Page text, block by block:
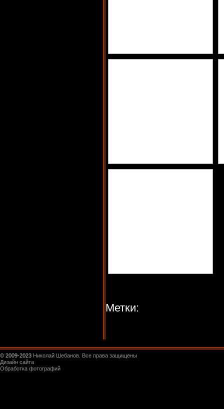
Метки:
© 2009-2023 Николай Шебанов. Все права защищены
Дизайн сайта
Обработка фотографий